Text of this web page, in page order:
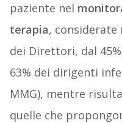
paziente nel
terapia, considerate
dei Direttori, dal
63% dei dirigenti
MMG), mentre
quelle che